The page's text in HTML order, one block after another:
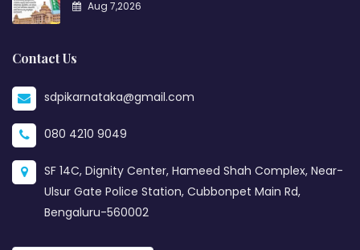
Aug 7,2026
Contact Us
sdpikarnataka@gmail.com
080 4210 9049
SF 14C, Dignity Center, Hameed Shah Complex, Near-
Ulsur Gate Police Station, Cubbonpet Main Rd,
Bengaluru-560002